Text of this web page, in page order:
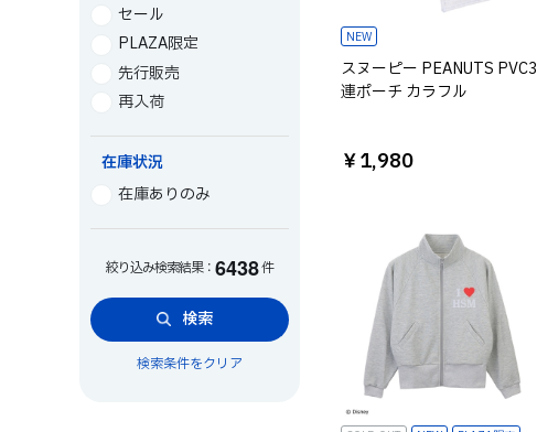
セール
PLAZA限定
先行販売
再入荷
在庫状況
在庫ありのみ
絞り込み検索結果： 6438件
検索
検索条件をクリア
NEW
スヌーピー PEANUTS PVC3
連ポーチ カラフル
￥1,980